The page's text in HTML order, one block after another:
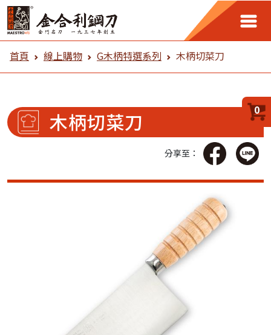
0
金合利鋼刀 線上購物
首頁 線上購物 G木柄特選系列 木柄切菜刀
木柄切菜刀
分享至：